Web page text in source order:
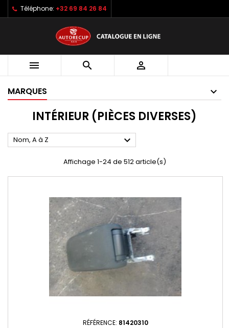
Téléphone: +32 69 84 26 84
  
MARQUES
INTÉRIEUR (PIÈCES DIVERSES)
Nom, A à Z 
Affichage 1-24 de 512 article(s)
RÉFÉRENCE: 81420310